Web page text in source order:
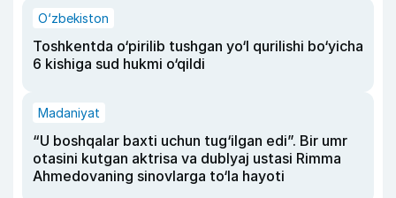
O‘zbekiston
Toshkentda o‘pirilib tushgan yo‘l qurilishi bo‘yicha
6 kishiga sud hukmi o‘qildi
Madaniyat
“U boshqalar baxti uchun tug‘ilgan edi”. Bir umr
otasini kutgan aktrisa va dublyaj ustasi Rimma
Ahmedovaning sinovlarga to‘la hayoti